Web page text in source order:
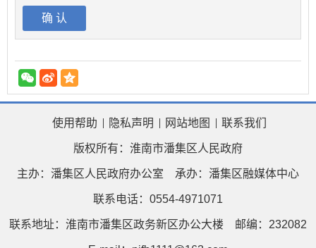
使用帮助 隐私声明 网站地图 联系我们
版权所有：淮南市潘集区人民政府
主办：潘集区人民政府办公室 承办：潘集区融媒体中心
联系电话：0554-4971071
联系地址：淮南市潘集区政务新区办公大楼 邮编：232082